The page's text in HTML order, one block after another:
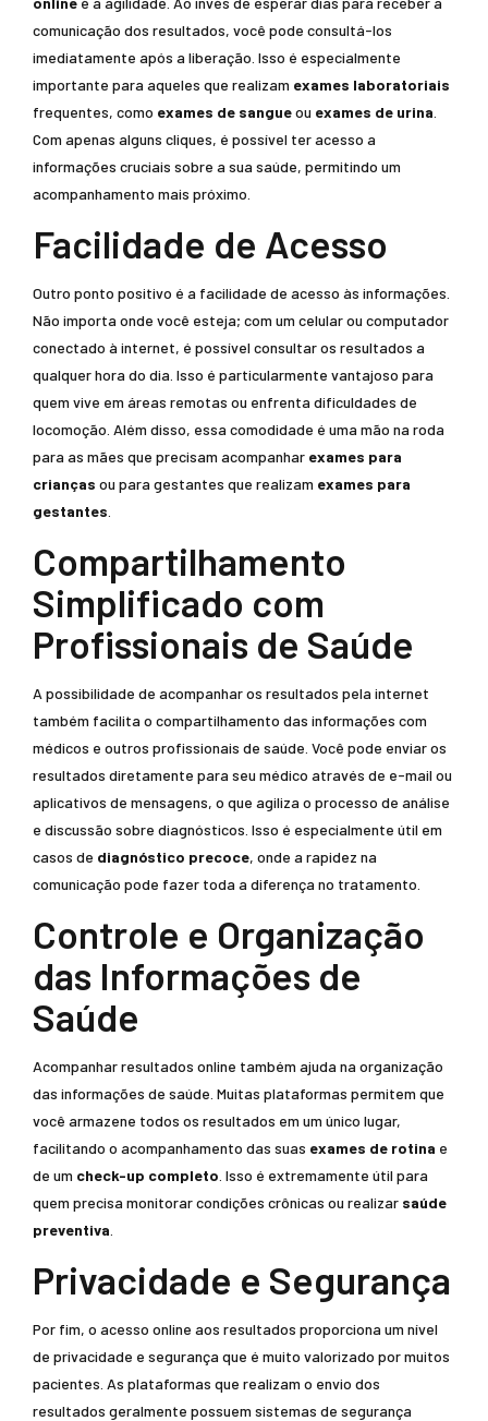
comunicação dos resultados, você pode consultá-los
imediatamente após a liberação. Isso é especialmente
importante para aqueles que realizam exames laboratoriais
frequentes, como exames de sangueou exames de urina
Com apenas alguns cliques, é possível ter acesso a
informações cruciais sobre a sua saúde, permitindo um
acompanhamento mais próximo.
Facilidade de Acesso
Outro ponto positivo é a facilidade de acesso às informações.
Não importa onde você esteja; com um celular ou computador
conectado à internet, é possível consultar os resultados a
qualquer hora do dia. Isso é particularmente vantajoso para
quem vive em áreas remotas ou enfrenta dificuldades de
locomoção. Além disso, essa comodidade é uma mão na roda
para as mães que precisam acompanhar exames para
crianças ou para gestantes que realizam exames para
gestantes
Compartilhamento
Simplificado com
Profissionais de Saúde
A possibilidade de acompanhar os resultados pela internet
também facilita o compartilhamento das informações com
médicos e outros profissionais de saúde. Você pode enviar os
resultados diretamente para seu médico através de e-mail ou
aplicativos de mensagens, o que agiliza o processo de análise
e discussão sobre diagnósticos. Isso é especialmente útil em
casos de diagnóstico precoce, onde a rapidez na
comunicação pode fazer toda a diferença no tratamento.
Controle e Organização
das Informações de
Saúde
Acompanhar resultados online também ajuda na organização
das informações de saúde. Muitas plataformas permitem que
você armazene todos os resultados em um único lugar,
facilitando o acompanhamento das suas exames de rotina e
de um check-up completo . Isso é extremamente útil para
quem precisa monitorar condições crônicas ou realizar saúde
preventiva
Privacidade e Segurança
Por fim, o acesso online aos resultados proporciona um nível
de privacidade e segurança que é muito valorizado por muitos
pacientes. As plataformas que realizam o envio dos
resultados geralmente possuem sistemas de segurança